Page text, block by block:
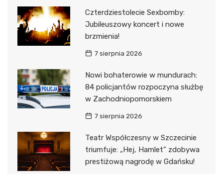
Czterdziestolecie Sexbomby:
Jubileuszowy koncert i nowe
brzmienia!
7 sierpnia 2026
Nowi bohaterowie w mundurach:
84 policjantów rozpoczyna służbę
w Zachodniopomorskiem
7 sierpnia 2026
Teatr Współczesny w Szczecinie
triumfuje: „Hej, Hamlet” zdobywa
prestiżową nagrodę w Gdańsku!